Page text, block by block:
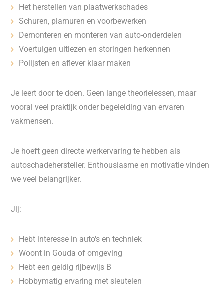
Het herstellen van plaatwerkschades
Schuren, plamuren en voorbewerken
Demonteren en monteren van auto-onderdelen
Voertuigen uitlezen en storingen herkennen
Polijsten en aflever klaar maken
Je leert door te doen. Geen lange theorielessen, maar
vooral veel praktijk onder begeleiding van ervaren
vakmensen.
Je hoeft geen directe werkervaring te hebben als
autoschadehersteller. Enthousiasme en motivatie vinden
we veel belangrijker.
Jij:
Hebt interesse in auto's en techniek
Woont in Gouda of omgeving
Hebt een geldig rijbewijs B
Hobbymatig ervaring met sleutelen